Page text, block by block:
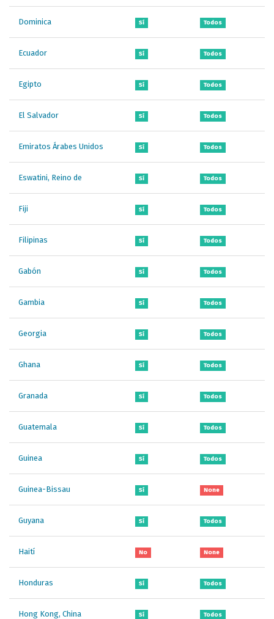
Dominica Sí Todos
Ecuador Sí Todos
Egipto Sí Todos
El Salvador Sí Todos
Emiratos Árabes Unidos Sí Todos
Eswatini, Reino de Sí Todos
Fiji Sí Todos
Filipinas Sí Todos
Gabón Sí Todos
Gambia Sí Todos
Georgia Sí Todos
Ghana Sí Todos
Granada Sí Todos
Guatemala Sí Todos
Guinea Sí Todos
Guinea-Bissau Sí None
Guyana Sí Todos
Haití No None
Honduras Sí Todos
Hong Kong, China Sí Todos